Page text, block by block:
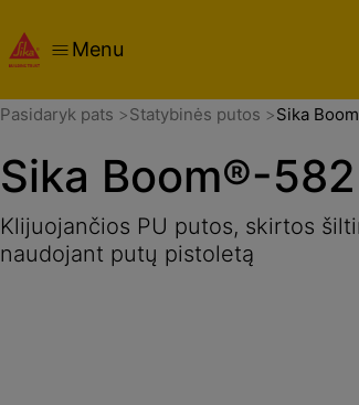
Menu
Pasidaryk pats Statybinės putos Sika
Sika Boom®-582
Klijuojančios PU putos, skirtos
naudojant putų pistoletą
ApžvalgaProdukto aprašymas